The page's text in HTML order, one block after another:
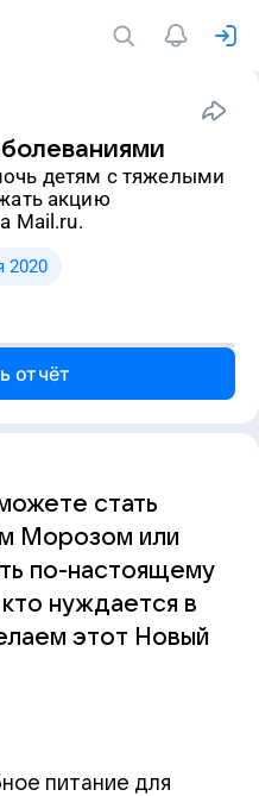
акцию
Mail.ru.
2020
отчёт
стать
Морозом или
по-настоящему
нуждается в
этот Новый
питание для